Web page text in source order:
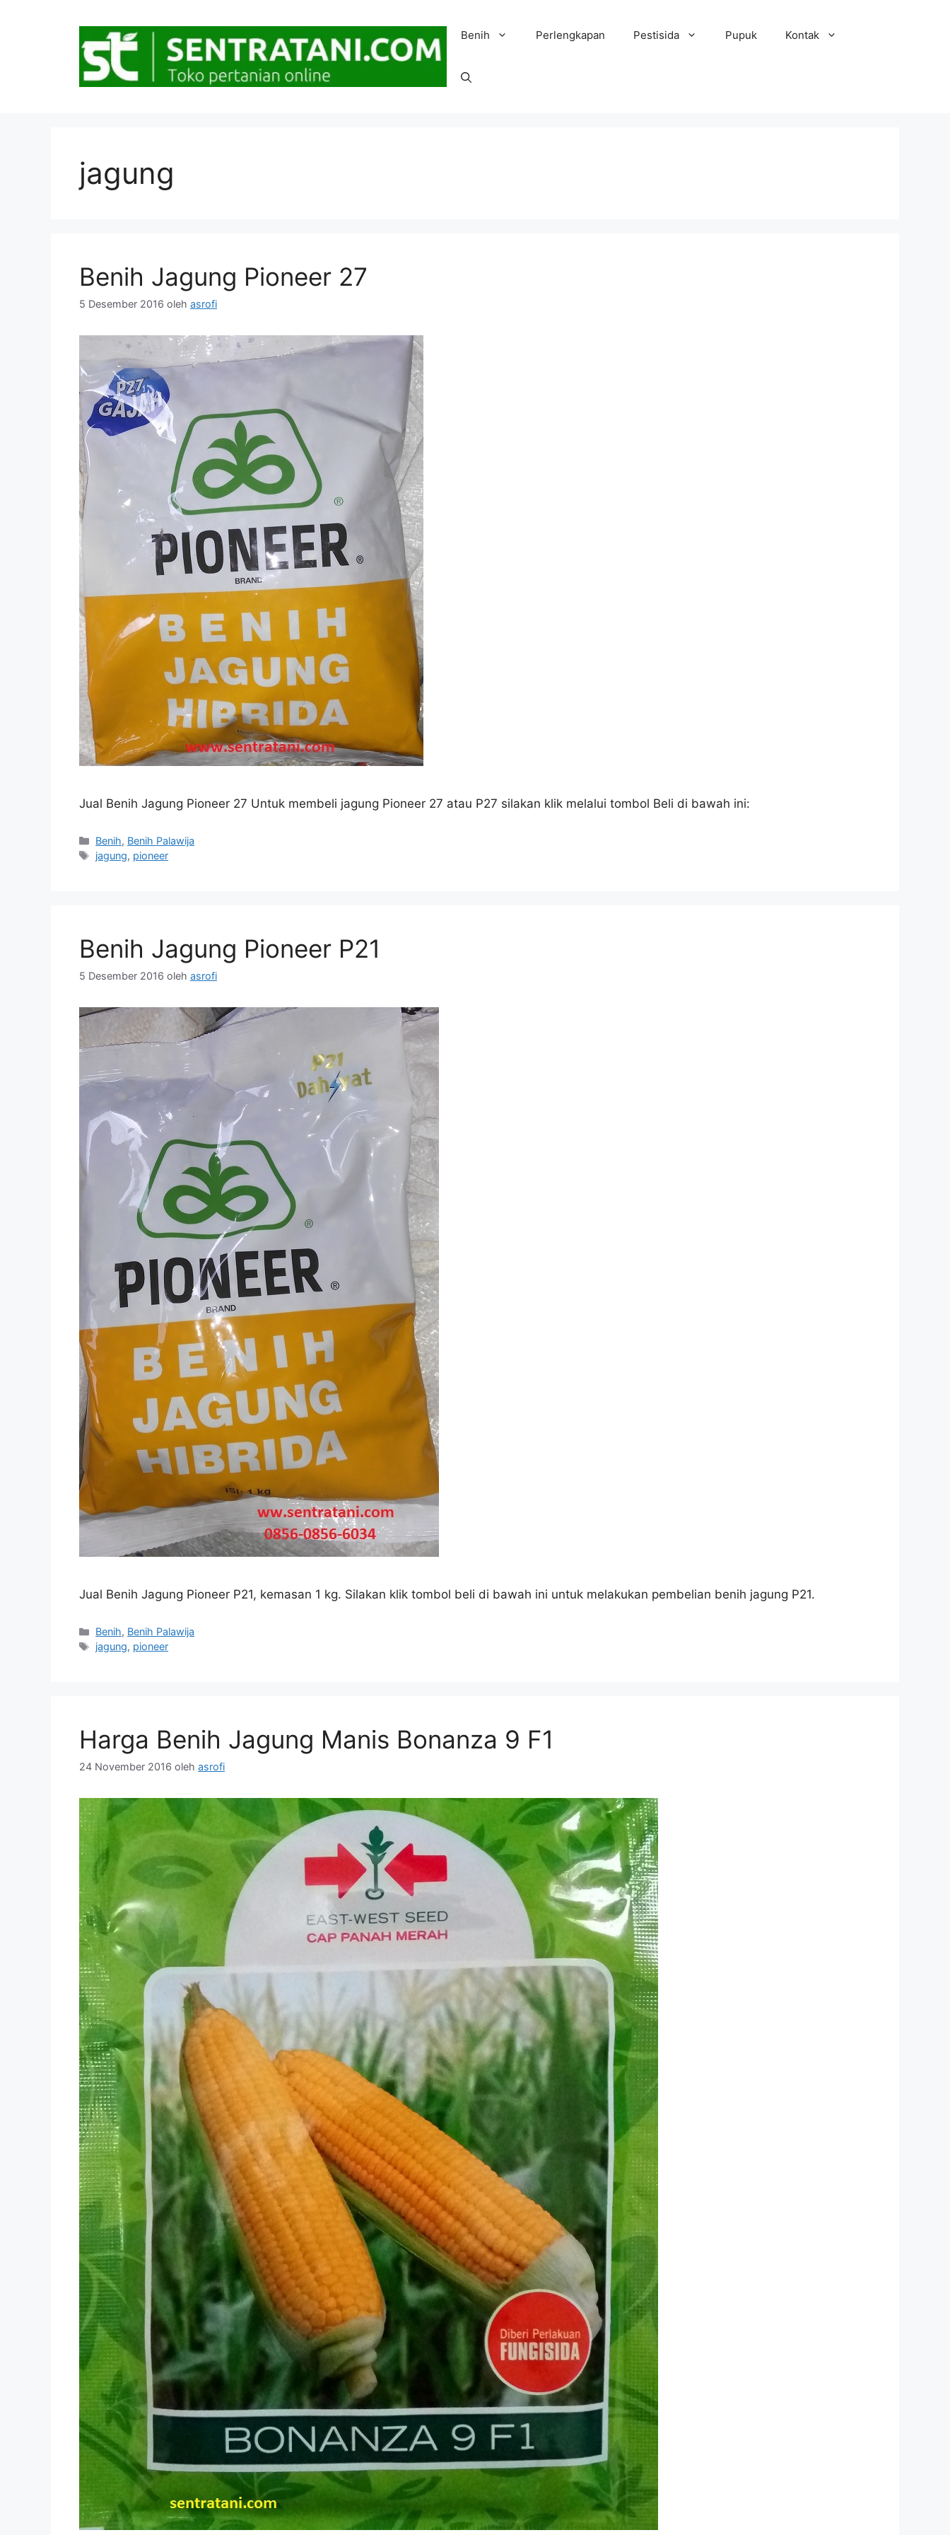
Benih Perlengkapan Pestisida Pupuk Kontak
jagung
Benih Jagung Pioneer 27
5 Desember 2016 oleh asrofi
Jual Benih Jagung Pioneer 27 Untuk membeli jagung Pioneer 27 atau P27 silakan klik melalui tombol Beli di bawah ini:
Kategori
Benih, Benih Palawija
Tag
jagung, pioneer
Benih Jagung Pioneer P21
5 Desember 2016 oleh asrofi
Jual Benih Jagung Pioneer P21, kemasan 1 kg. Silakan klik tombol beli di bawah ini untuk melakukan pembelian benih jagung P21.
Kategori
Benih, Benih Palawija
Tag
jagung, pioneer
Harga Benih Jagung Manis Bonanza 9 F1
24 November 2016 oleh asrofi